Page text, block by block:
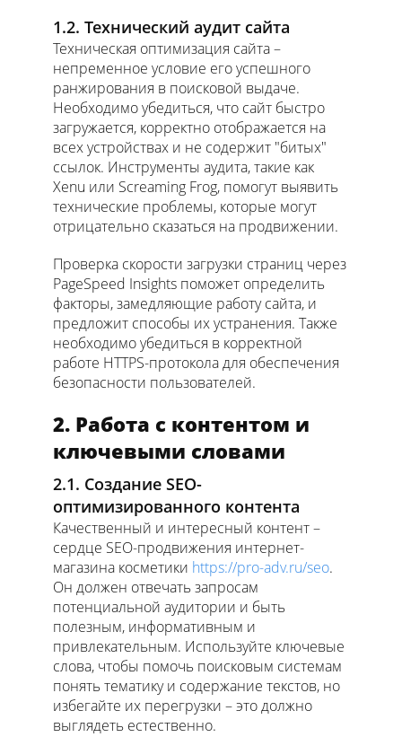
1.2. Технический аудит сайта
Техническая оптимизация сайта –
непременное условие его успешного
ранжирования в поисковой выдаче.
Необходимо убедиться, что сайт быстро
загружается, корректно отображается на
всех устройствах и не содержит "битых"
ссылок. Инструменты аудита, такие как
Xenu или Screaming Frog, помогут выявить
технические проблемы, которые могут
отрицательно сказаться на продвижении.
Проверка скорости загрузки страниц через
PageSpeed Insights поможет определить
факторы, замедляющие работу сайта, и
предложит способы их устранения. Также
необходимо убедиться в корректной
работе HTTPS-протокола для обеспечения
безопасности пользователей.
2. Работа с контентом и
ключевыми словами
2.1. Создание SEO-
оптимизированного контента
Качественный и интересный контент –
сердце SEO-продвижения интернет-
магазина косметики https://pro-adv.ru/seo.
Он должен отвечать запросам
потенциальной аудитории и быть
полезным, информативным и
привлекательным. Используйте ключевые
слова, чтобы помочь поисковым системам
понять тематику и содержание текстов, но
избегайте их перегрузки – это должно
выглядеть естественно.